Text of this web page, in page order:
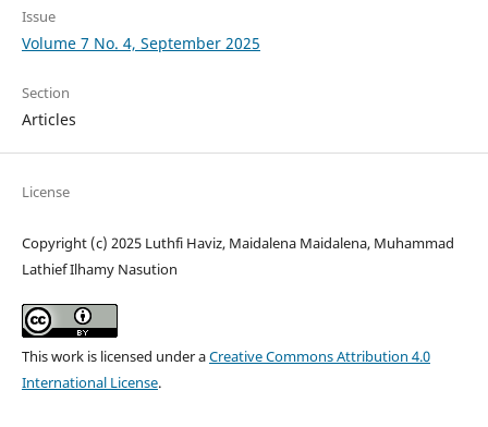
Issue
Volume 7 No. 4, September 2025
Section
Articles
License
Copyright (c) 2025 Luthfi Haviz, Maidalena Maidalena, Muhammad
Lathief Ilhamy Nasution
This work is licensed under aCreative Commons Attribution 4.0
International License.